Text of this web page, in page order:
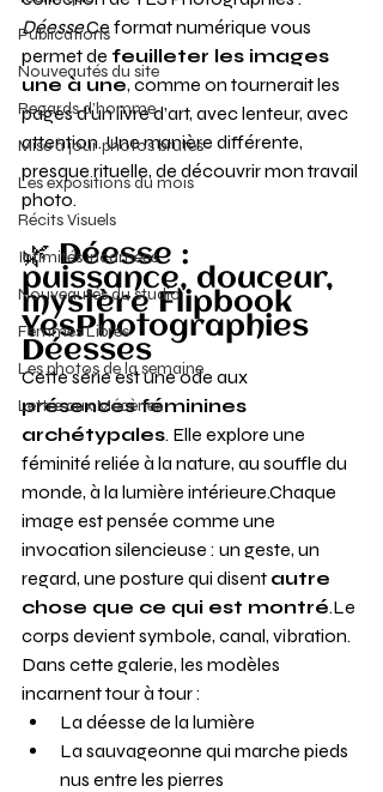
Publications
Nouveautés du site
Regards d’homme
Mise à jour photos brutes
Les expositions du mois
Récits Visuels
Intimités incarnées
Nouveautés du studio
Femmes Libres
Les photos de la semaine
Lettre aux Mécènes
Déesse.Ce format numérique vous
permet de feuilleter les images
une à une, comme on tournerait les
pages d’un livre d’art, avec lenteur, avec
attention. Une manière différente,
presque rituelle, de découvrir mon travail
photo.
🌿 Déesse :
puissance, douceur,
mystère Flipbook
YesPhotographies
Déesses
Cette série est une ode aux
présences féminines
archétypales. Elle explore une
féminité reliée à la nature, au souffle du
monde, à la lumière intérieure.Chaque
image est pensée comme une
invocation silencieuse : un geste, un
regard, une posture qui disent autre
chose que ce qui est montré.Le
corps devient symbole, canal, vibration.
Dans cette galerie, les modèles
incarnent tour à tour :
La déesse de la lumière
La sauvageonne qui marche pieds
nus entre les pierres